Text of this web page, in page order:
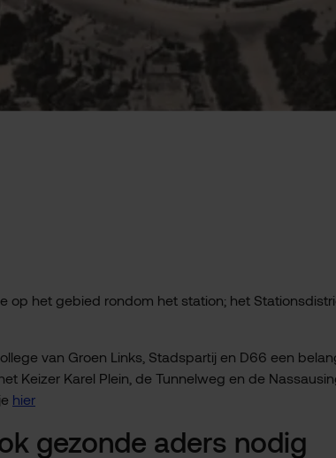
het gebied rondom het station; het
van Groen Links, Stadspartij en D66 een
Keizer Karel Plein, de Tunnelweg en de
hier
gezonde aders nodig